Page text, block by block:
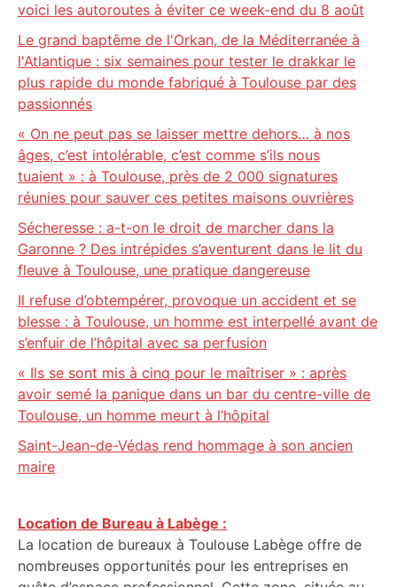
voici les autoroutes à éviter ce week-end du 8 août
Le grand baptême de l'Orkan, de la Méditerranée à
l'Atlantique : six semaines pour tester le drakkar le
plus rapide du monde fabriqué à Toulouse par des
passionnés
« On ne peut pas se laisser mettre dehors… à nos
âges, c’est intolérable, c’est comme s’ils nous
tuaient » : à Toulouse, près de 2 000 signatures
réunies pour sauver ces petites maisons ouvrières
Sécheresse : a-t-on le droit de marcher dans la
Garonne ? Des intrépides s’aventurent dans le lit du
fleuve à Toulouse, une pratique dangereuse
Il refuse d’obtempérer, provoque un accident et se
blesse : à Toulouse, un homme est interpellé avant de
s’enfuir de l’hôpital avec sa perfusion
« Ils se sont mis à cinq pour le maîtriser » : après
avoir semé la panique dans un bar du centre-ville de
Toulouse, un homme meurt à l’hôpital
Saint-Jean-de-Védas rend hommage à son ancien
maire
Location de Bureau à Labège :
La location de bureaux à Toulouse Labège offre de
nombreuses opportunités pour les entreprises en